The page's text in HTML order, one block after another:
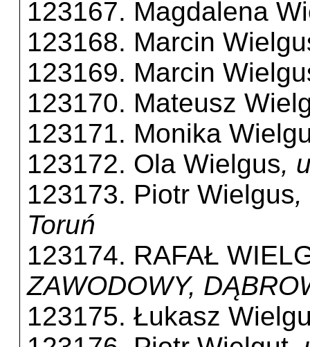
123167. Magdalena
123168. Marcin
123169. Marcin
123170. Mateusz
123171. Monika
123172. Ola Wielgus,
123173. Piotr Wielgus,
Toruń
123174. RAFAŁ
ZAWODOWY,
123175. Łukasz